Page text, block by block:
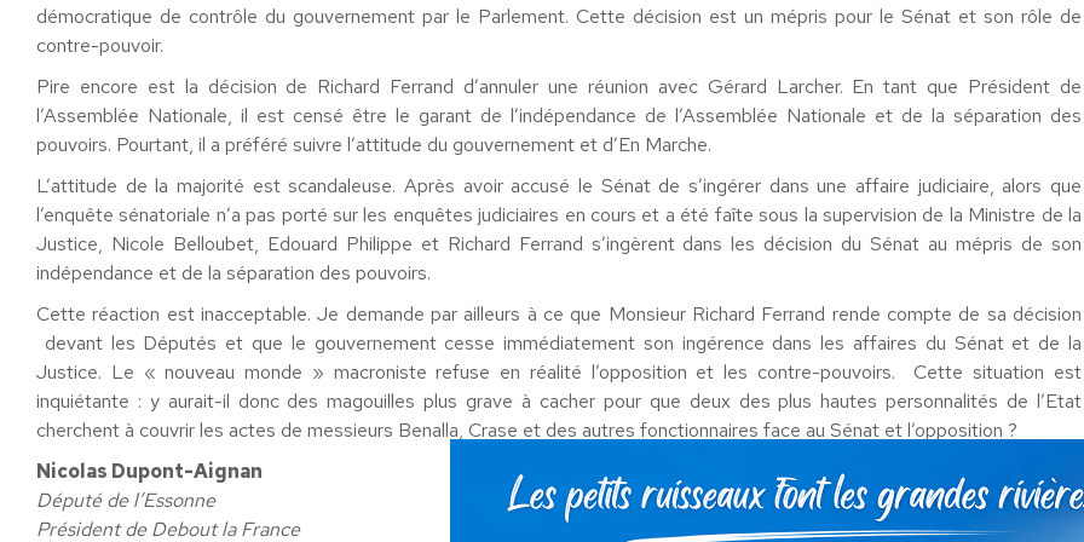
démocratique de contrôle du gouvernement par le Parlement. Cette décision est un mépris pour le Sénat et son rôle de
contre-pouvoir.
Pire encore est la décision de Richard Ferrand d’annuler une réunion avec Gérard Larcher. En tant que Président de
l’Assemblée Nationale, il est censé être le garant de l’indépendance de l’Assemblée Nationale et de la séparation des
pouvoirs. Pourtant, il a préféré suivre l’attitude du gouvernement et d’En Marche.
L’attitude de la majorité est scandaleuse. Après avoir accusé le Sénat de s’ingérer dans une affaire judiciaire, alors que
l’enquête sénatoriale n’a pas porté sur les enquêtes judiciaires en cours et a été faîte sous la supervision de la Ministre de la
Justice, Nicole Belloubet, Edouard Philippe et Richard Ferrand s’ingèrent dans les décision du Sénat au mépris de son
indépendance et de la séparation des pouvoirs.
Cette réaction est inacceptable. Je demande par ailleurs à ce que Monsieur Richard Ferrand rende compte de sa décision
devant les Députés et que le gouvernement cesse immédiatement son ingérence dans les affaires du Sénat et de la
Justice. Le « nouveau monde » macroniste refuse en réalité l’opposition et les contre-pouvoirs. Cette situation est
inquiétante : y aurait-il donc des magouilles plus grave à cacher pour que deux des plus hautes personnalités de l’Etat
cherchent à couvrir les actes de messieurs Benalla, Crase et des autres fonctionnaires face au Sénat et l’opposition ?
Nicolas Dupont-Aignan
Député de l’Essonne
Président de Debout la France